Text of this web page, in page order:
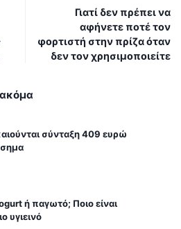
Γιατί δεν πρέπει να
αφήνετε ποτέ τον
φορτιστή στην πρίζα όταν
δεν τον χρησιμοποιείτε
σύνταξη 409 ευρώ
ή παγωτό; Ποιο είναι
υγιεινό